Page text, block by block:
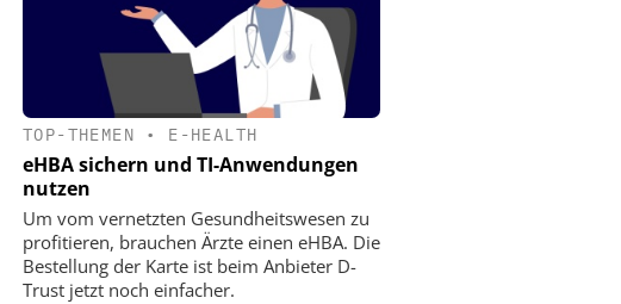
TOP-THEMEN • E-HEALTH
eHBA sichern und TI-Anwendungen
nutzen
Um vom vernetzten Gesundheitswesen zu
profitieren, brauchen Ärzte einen eHBA. Die
Bestellung der Karte ist beim Anbieter D-
Trust jetzt noch einfacher.